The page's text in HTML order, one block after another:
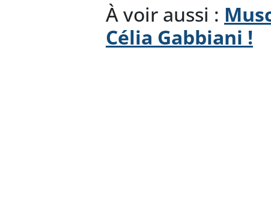
À voir aussi :
Célia Gabbiani !